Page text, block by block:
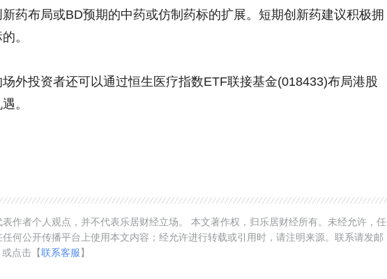
药布局或BD预期的中药或仿制药标的扩展。短期创新药建议积极拥
。
外投资者还可以通过恒生医疗指数ETF联接基金(018433)布局港股
。
作者个人观点，并不代表乐居财经立场。 本文著作权，归乐居财经所有。未经允许，任
何公开传播平台上使用本文内容；经允许进行转载或引用时，请注明来源。联系请发邮
点击【联系客服】